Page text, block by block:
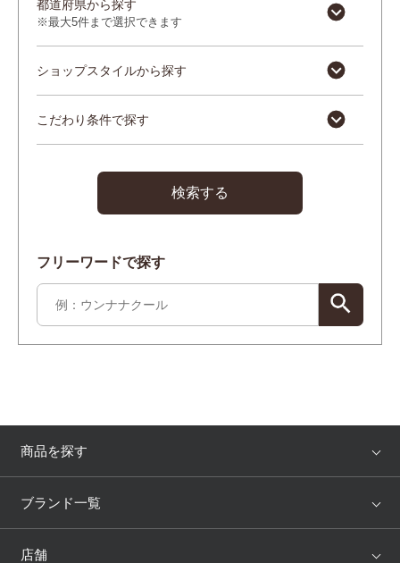
都道府県から探す
※最大5件まで選択できます
ショップスタイルから探す
こだわり条件で探す
検索する
フリーワードで探す
商品を探す
アイテム
ブランド一覧
WACOAL
店舗